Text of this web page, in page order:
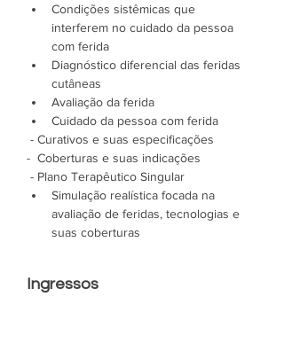
Condições sistêmicas que
interferem no cuidado da pessoa
com ferida
Diagnóstico diferencial das feridas
cutâneas
Avaliação da ferida
Cuidado da pessoa com ferida
- Curativos e suas especificações
-  Coberturas e suas indicações
- Plano Terapêutico Singular
Simulação realística focada na
avaliação de feridas, tecnologias e
suas coberturas
Ingressos